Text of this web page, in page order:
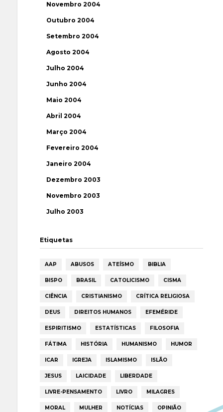
Novembro 2004
Outubro 2004
Setembro 2004
Agosto 2004
Julho 2004
Junho 2004
Maio 2004
Abril 2004
Março 2004
Fevereiro 2004
Janeiro 2004
Dezembro 2003
Novembro 2003
Julho 2003
Etiquetas
AAP ABUSOS ATEÍSMO BIBLIA
BISPO BRASIL CATOLICISMO CISMA
CIÊNCIA CRISTIANISMO CRÍTICA RELIGIOSA
DEUS DIREITOS HUMANOS EFEMÉRIDE
ESPIRITISMO ESTATÍSTICAS FILOSOFIA
FÁTIMA HISTÓRIA HUMANISMO HUMOR
ICAR IGREJA ISLAMISMO ISLÃO
JESUS LAICIDADE LIBERDADE
LIVRE-PENSAMENTO LIVRO MILAGRES
MORAL MULHER NOTÍCIAS OPINIÃO